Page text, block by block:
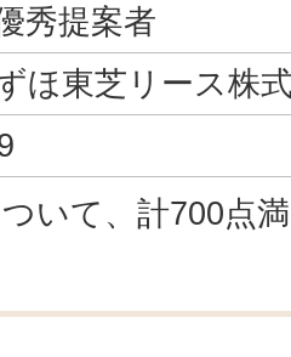
秀提案者
ほ東芝リース株
いて、計700点